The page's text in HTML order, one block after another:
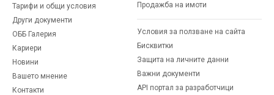
Тарифи и общи условия
Други документи
ОББ Галерия
Кариери
Новини
Вашето мнение
Контакти
Продажба на имоти
Условия за ползване на сайта
Бисквитки
Защита на личните данни
Важни документи
API портал за разработчици